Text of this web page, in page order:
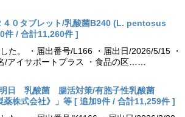
４０タブレット/乳酸菌B240 (L. pentosus
件 / 合計11,260件 ]
た。 ・届出番号/L166 ・届出日/2026/5/15 ・
/アイサポートプラス ・食品の区……
明日 乳酸菌 腸活対策/有胞子性乳酸菌
株式会社》」等 [ 追加9件 / 合計11,259件 ]